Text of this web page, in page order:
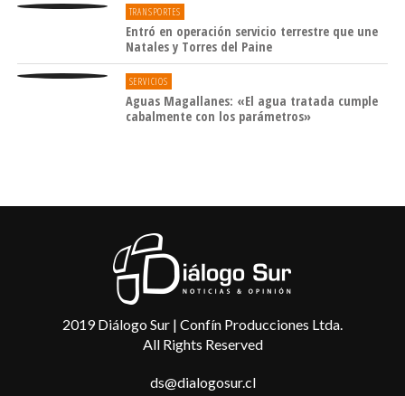
TRANSPORTES
Entró en operación servicio terrestre que une
Natales y Torres del Paine
SERVICIOS
Aguas Magallanes: «El agua tratada cumple
cabalmente con los parámetros»
2019 Diálogo Sur | Confín Producciones Ltda.
All Rights Reserved
ds@dialogosur.cl